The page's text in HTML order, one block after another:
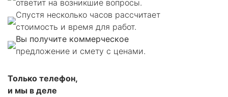
ответит на возникшие вопросы.
Спустя несколько часов рассчитает
стоимость и время для работ.
Вы получите коммерческое
предложение и смету с ценами.
Только телефон,
и мы в деле